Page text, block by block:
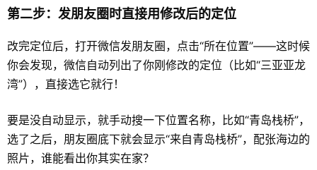
第二步：发朋友圈时直接用修改后的定位
改完定位后，打开微信发朋友圈，点击“所在位置”——这时候
你会发现，微信自动列出了你刚修改的定位（比如“三亚亚龙
湾”），直接选它就行！
要是没自动显示，就手动搜一下位置名称，比如“青岛栈桥”，
选了之后，朋友圈底下就会显示“来自青岛栈桥”，配张海边的
照片，谁能看出你其实在家？